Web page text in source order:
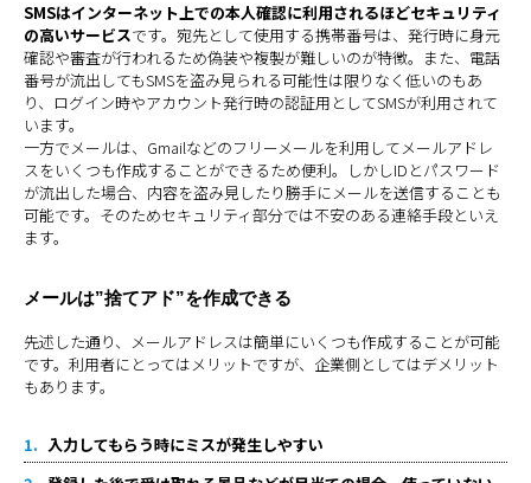
SMSはインターネット上での本人確認に利用されるほどセキュリティ
の高いサービスです。宛先として使用する携帯番号は、発行時に身元
確認や審査が行われるため偽装や複製が難しいのが特徴。また、電話
番号が流出してもSMSを盗み見られる可能性は限りなく低いのもあ
り、ログイン時やアカウント発行時の認証用としてSMSが利用されて
います。
一方でメールは、Gmailなどのフリーメールを利用してメールアドレ
スをいくつも作成することができるため便利。しかしIDとパスワード
が流出した場合、内容を盗み見したり勝手にメールを送信することも
可能です。そのためセキュリティ部分では不安のある連絡手段といえ
ます。
メールは”捨てアド”を作成できる
先述した通り、メールアドレスは簡単にいくつも作成することが可能
です。利用者にとってはメリットですが、企業側としてはデメリット
もあります。
入力してもらう時にミスが発生しやすい